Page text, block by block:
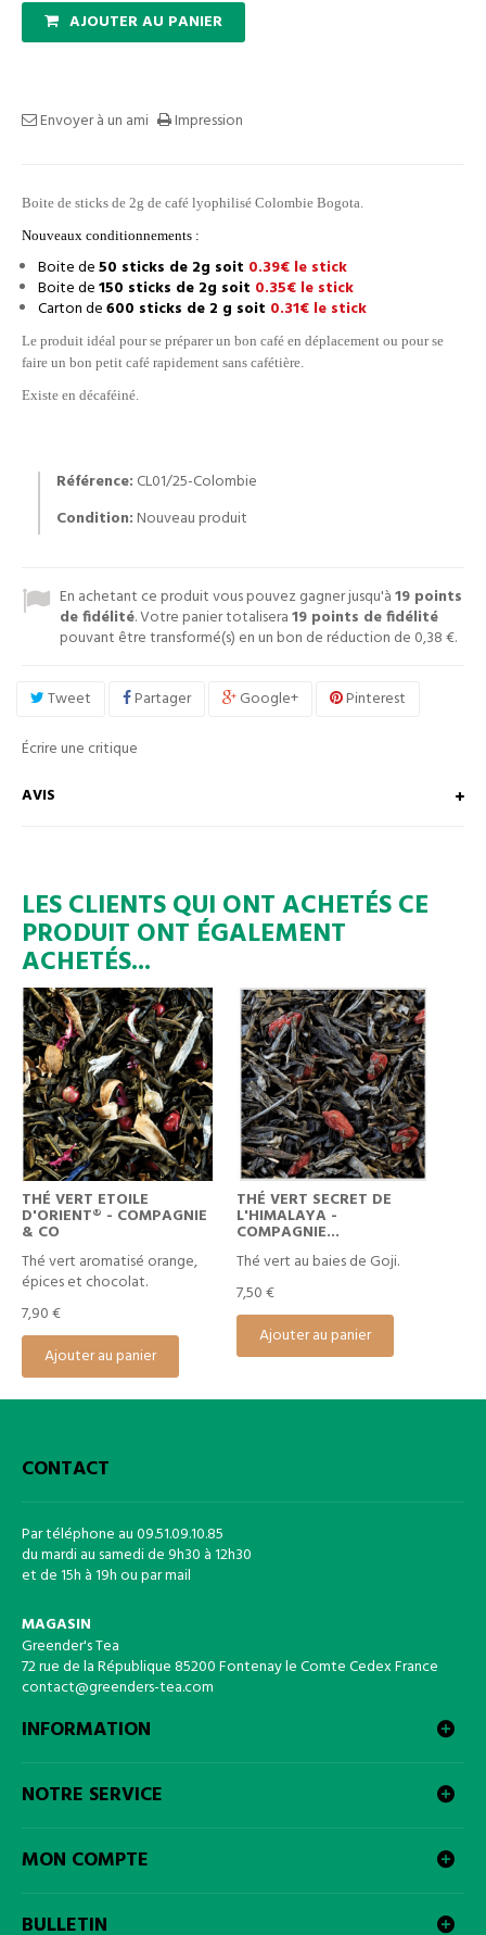
AJOUTER AU PANIER
Envoyer à un ami Impression
Boite de sticks de 2g de café lyophilisé Colombie Bogota.
Nouveaux conditionnements :
Boite de50 sticks de 2g soit 0.39€ le stick
Boite de150 sticks de 2g soit 0.35€ le stick
Carton de600 sticks de 2 g soit 0.31€ le stick
Le produit idéal pour se préparer un bon café en déplacement ou pour se
faire un bon petit café rapidement sans cafétière.
Existe en décaféiné.
Référence: CL01/25-Colombie
Condition:Nouveau produit
En achetant ce produit vous pouvez gagner jusqu'à19 points
de fidélité. Votre panier totalisera19 points de fidélité
pouvant être transformé(s) en un bon de réduction de 0,38 €.
Tweet Partager Google+
Pinterest
Écrire une critique
AVIS
LES CLIENTS QUI ONT ACHETÉS CE
PRODUIT ONT ÉGALEMENT
ACHETÉS...
THÉ VERT ETOILE
D'ORIENT® - COMPAGNIE
& CO
Thé vert aromatisé orange,
épices et chocolat.
7,90 €
Ajouter au panier
THÉ VERT SECRET DE
L'HIMALAYA -
COMPAGNIE...
Thé vert au baies de Goji.
7,50 €
Ajouter au panier
CONTACT
Par téléphone au 09.51.09.10.85
du mardi au samedi de 9h30 à 12h30
et de 15h à 19h ou par mail
MAGASIN
Greender's Tea
72 rue de la République 85200 Fontenay le Comte Cedex France
contact@greenders-tea.com
INFORMATION
NOTRE SERVICE
MON COMPTE
BULLETIN